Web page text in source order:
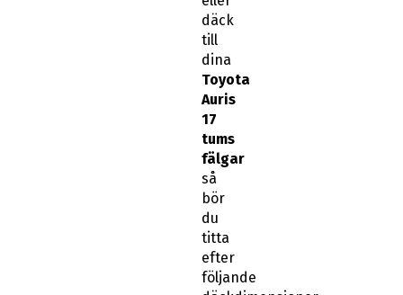
däck
till
dina
Toyota
Auris
17
tums
fälgar
så
bör
du
titta
efter
följande